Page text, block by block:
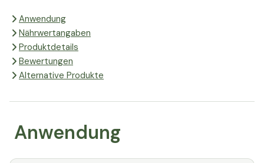
Anwendung
Nährwertangaben
Produktdetails
Bewertungen
Alternative Produkte
Anwendung